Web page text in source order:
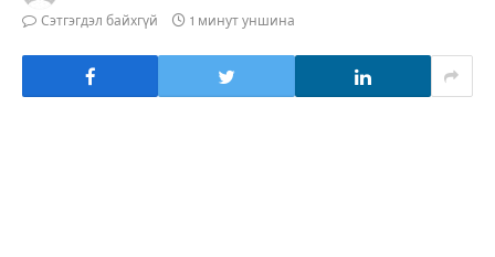
Сэтгэгдэл байхгүй
1 минут уншина